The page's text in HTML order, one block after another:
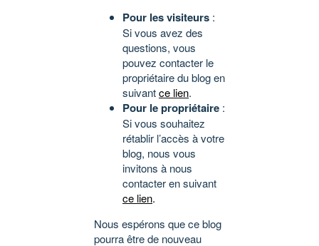
Pour les visiteurs :
Si vous avez des
questions, vous
pouvez contacter le
propriétaire du blog en
suivantce lien.
Pour le propriétaire :
Si vous souhaitez
rétablir l’accès à votre
blog, nous vous
invitons à nous
contacter en suivant
ce lien.
Nous espérons que ce blog
pourra être de nouveau